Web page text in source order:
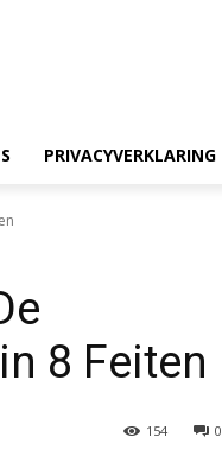
PRIVACYVERKLARING
8 Feiten
0
154